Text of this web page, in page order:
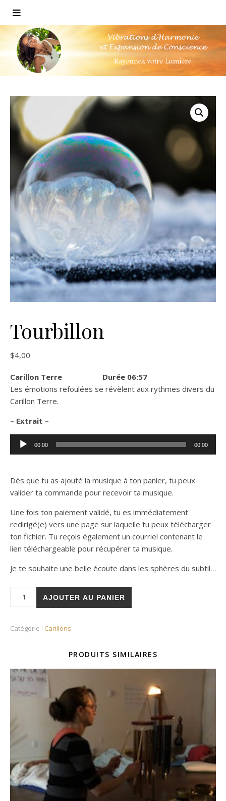
Tourbillon
$4,00
Carillon Terre Durée 06:57
Les émotions refoulées se révèlent aux rythmes divers du
Carillon Terre.
– Extrait –
Lecteur
audio
00:00 00:00
Dès que tu as ajouté la musique à ton panier, tu peux
valider ta commande pour recevoir ta musique.
Une fois ton paiement validé, tu es immédiatement
redirigé(e) vers une page sur laquelle tu peux télécharger
ton fichier. Tu reçois également un courriel contenant le
lien téléchargeable pour récupérer ta musique.
Je te souhaite une belle écoute dans les sphères du subtil…
quantité de Tourbillon
AJOUTER AU PANIER
Catégorie : Carillons
PRODUITS SIMILAIRES